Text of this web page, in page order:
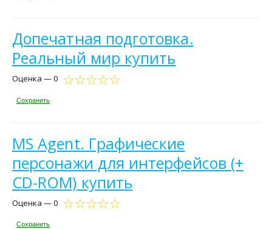
Допечатная подготовка.
Реальный мир купить
Оценка — 0
Сохранить
MS Agent. Графические
персонажи для интерфейсов (+
CD-ROM) купить
Оценка — 0
Сохранить